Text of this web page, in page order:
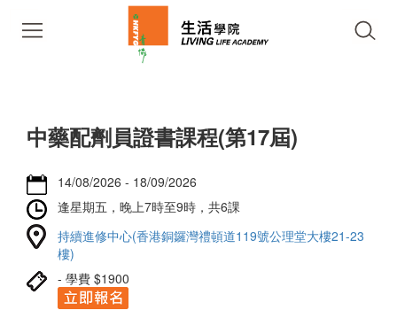
中藥配劑員證書課程(第17屆)
14/08/2026 - 18/09/2026
逢星期五，晚上7時至9時，共6課
持續進修中心(香港銅鑼灣禮頓道119號公理堂大樓21-23
樓)
- 學費 $1900